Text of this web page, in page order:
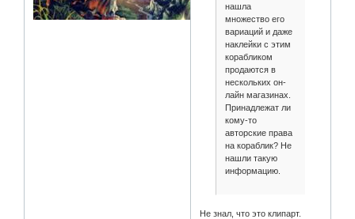
нашла
множество его
вариаций и даже
наклейки с этим
корабликом
продаются в
нескольких он-
лайн магазинах.
Принадлежат ли
кому-то
авторские права
на кораблик? Не
нашли такую
информацию.
Не знал, что это клипарт.